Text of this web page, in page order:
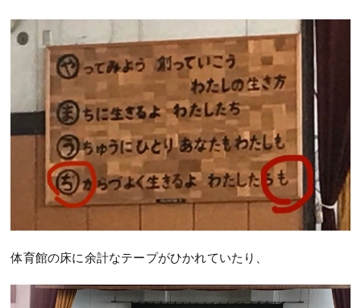
体育館の床に余計なテープがひかれていたり、